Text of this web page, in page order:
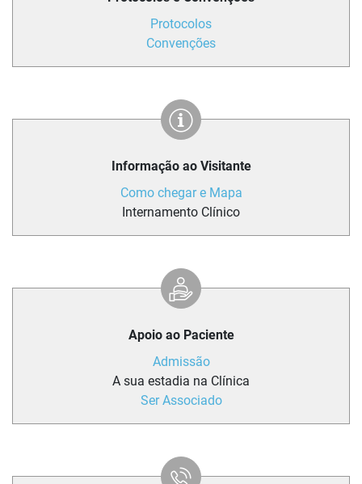
Protocolos
Convenções
Informação ao Visitante
Como chegar e Mapa
Internamento Clínico
Apoio ao Paciente
Admissão
A sua estadia na Clínica
Ser Associado